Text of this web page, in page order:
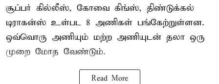
சூப்பர் கில்லீஸ், கோவை கிங்ஸ், திண்டுக்கல்
டிராகன்ஸ் உள்பட 8 அணிகள் பங்கேற்றுள்ளன.
ஒவ்வொரு அணியும் மற்ற அணியுடன் தலா ஒரு
முறை மோத வேண்டும்.
Read More